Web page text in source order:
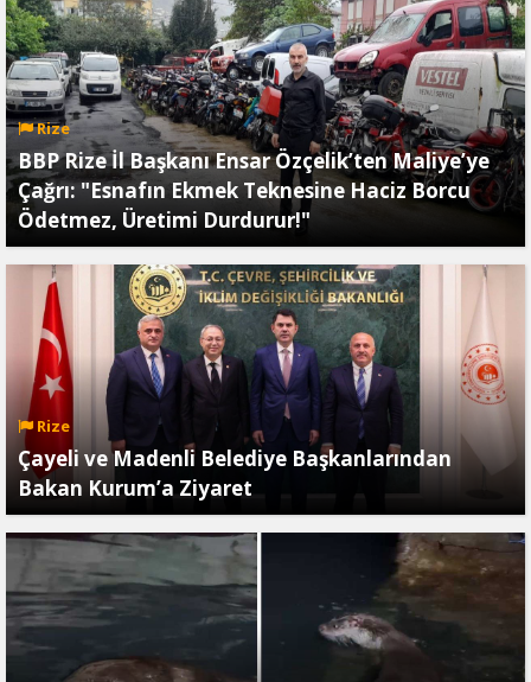
Rize
BBP Rize İl Başkanı Ensar Özçelik’ten Maliye’ye
Çağrı: "Esnafın Ekmek Teknesine Haciz Borcu
Ödetmez, Üretimi Durdurur!"
Rize
Çayeli ve Madenli Belediye Başkanlarından
Bakan Kurum’a Ziyaret